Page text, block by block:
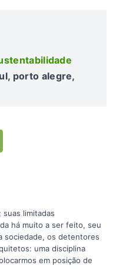
porto alegre,
limitadas
há muito a ser feito, seu
sociedade, os detentores
uma disciplina
em posição de